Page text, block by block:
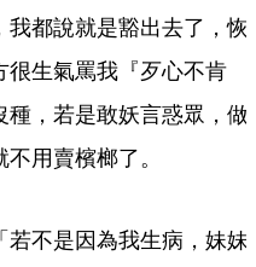
我都說就是豁出去了，恢
生氣罵我『歹心不肯
，若是敢妖言惑眾，做
用賣檳榔了。
不是因為我生病，妹妹